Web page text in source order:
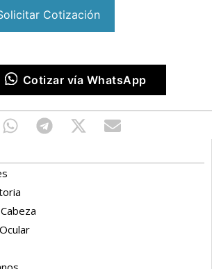
Cotización
Cotizar vía WhatsApp